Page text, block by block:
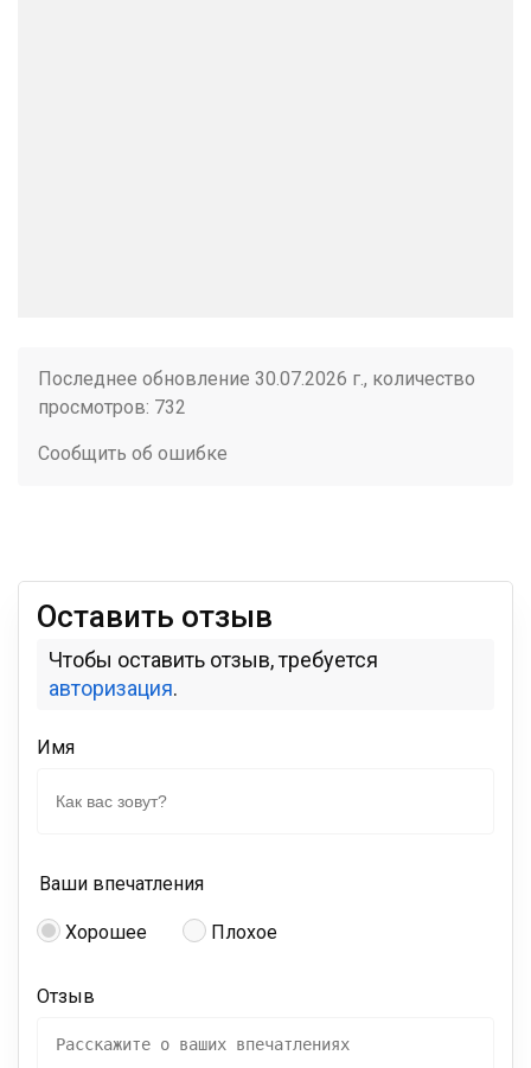
Последнее обновление 30.07.2026 г., количество
просмотров: 732
Сообщить об ошибке
Оставить отзыв
Чтобы оставить отзыв, требуется
авторизация.
Имя
Ваши впечатления
Хорошее Плохое
Отзыв